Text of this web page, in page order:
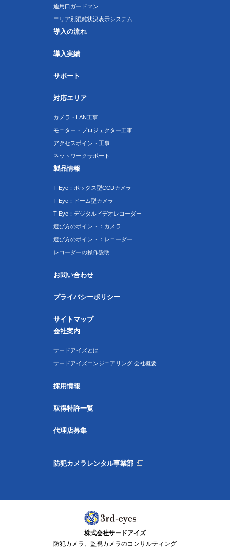
通用口ガードマン
エリア別混雑状況表示システム
導入の流れ
導入実績
サポート
対応エリア
カメラ・LAN工事
モニター・プロジェクター工事
アクセスポイント工事
ネットワークサポート
製品情報
T-Eye：ボックス型CCDカメラ
T-Eye：ドーム型カメラ
T-Eye：デジタルビデオレコーダー
選び方のポイント：カメラ
選び方のポイント：レコーダー
レコーダーの操作説明
お問い合わせ
プライバシーポリシー
サイトマップ
会社案内
サードアイズとは
サードアイズエンジニアリング 会社概要
採用情報
取得特許一覧
代理店募集
防犯カメラレンタル事業部
株式会社サードアイズ
防犯カメラ、監視カメラのコンサルティング